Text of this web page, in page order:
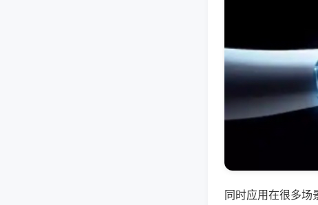
同时应用在很多场